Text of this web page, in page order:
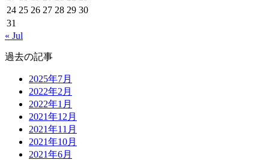
24 25 26 27 28 29 30
31
« Jul
過去の記事
2025年7月
2022年2月
2022年1月
2021年12月
2021年11月
2021年10月
2021年6月